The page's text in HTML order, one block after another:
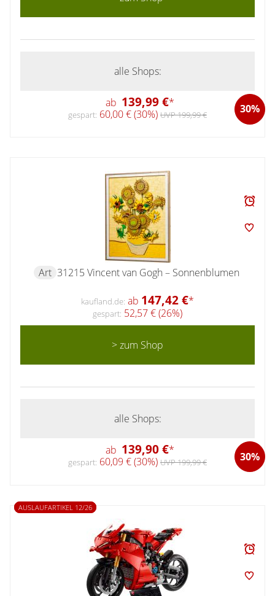
alle Shops:
ab 139,99 €* 30%
gespart: 60,00 € (30%) UVP 199,99 €
Art 31215 Vincent van Gogh – Sonnenblumen
kaufland.de: ab 147,42 €*
gespart: 52,57 € (26%)
> zum Shop
alle Shops:
ab 139,90 €* 30%
gespart: 60,09 € (30%) UVP 199,99 €
AUSLAUFARTIKEL 12/26